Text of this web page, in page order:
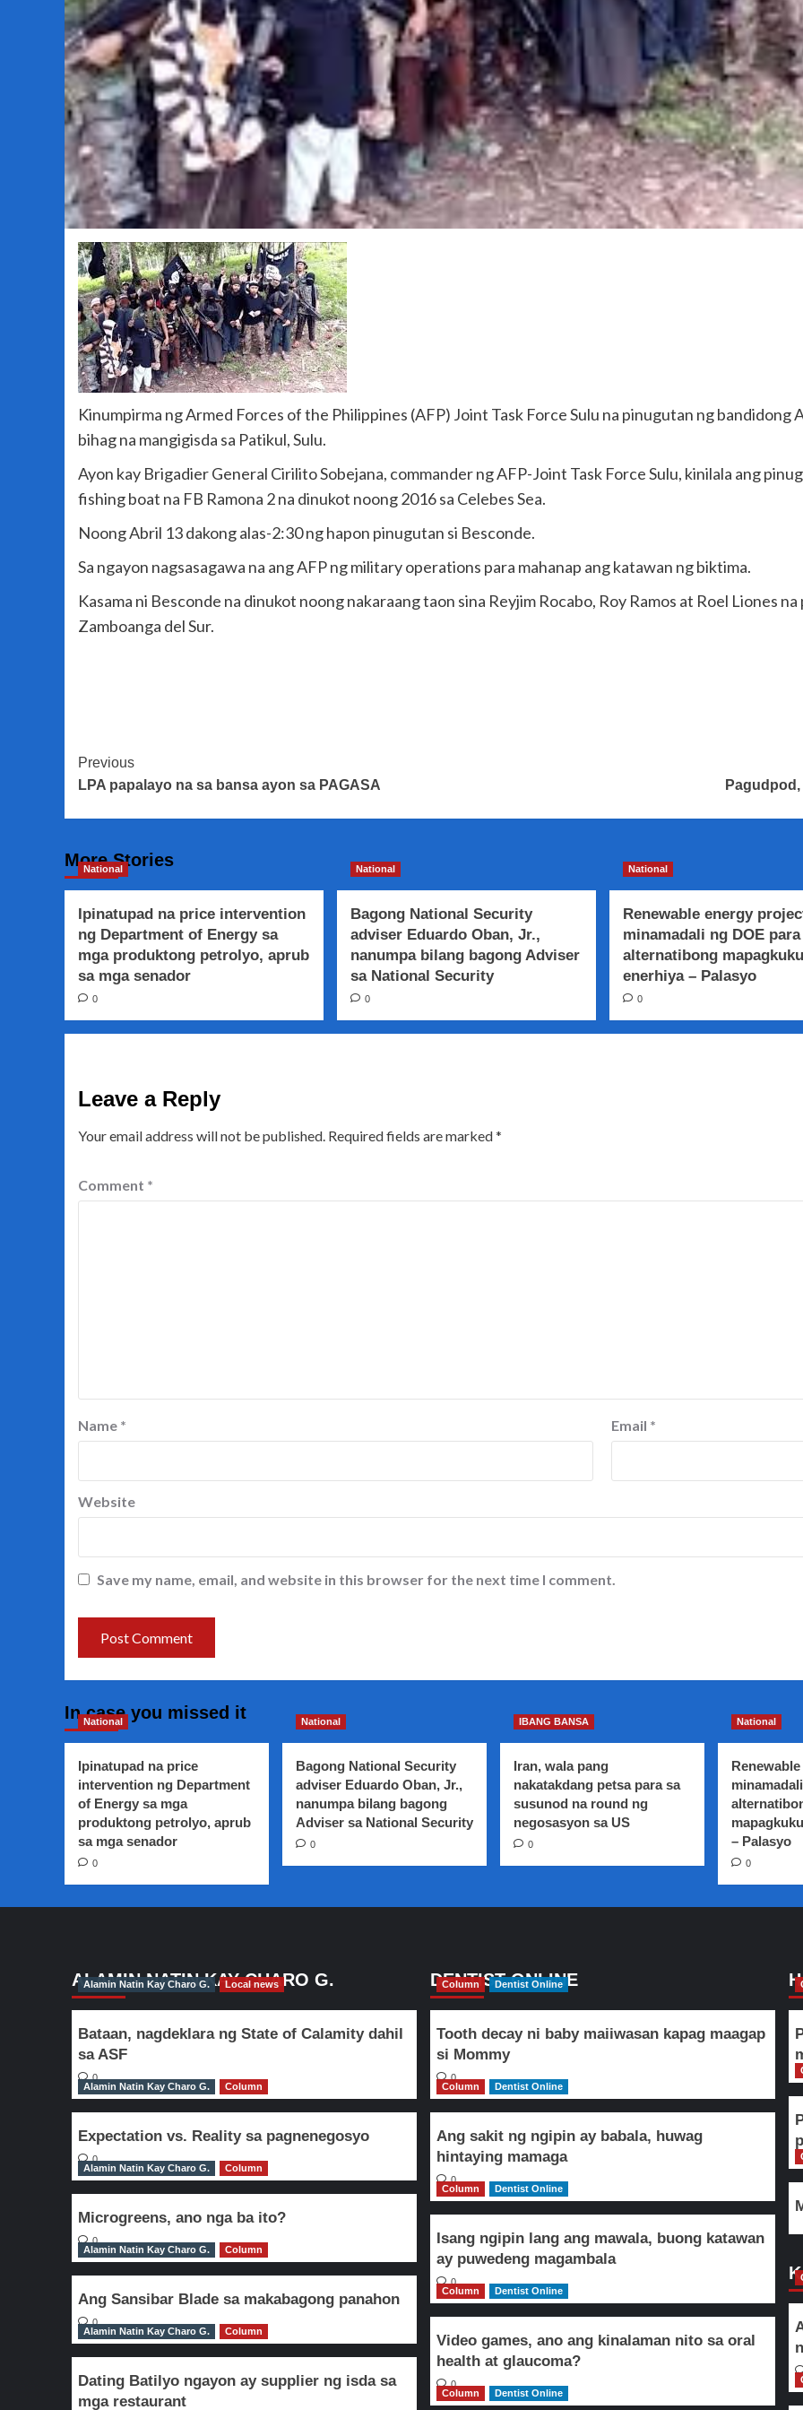
Kinumpirma ng Armed Forces of the Philippines (AFP) Joint Task Force Sulu na pinugutan ng bandidong
bihag na mangigisda sa Patikul, Sulu.
Ayon kay Brigadier General Cirilito Sobejana, commander ng AFP-Joint Task Force Sulu, kinilala ang
fishing boat na FB Ramona 2 na dinukot noong 2016 sa Celebes Sea.
Noong Abril 13 dakong alas-2:30 ng hapon pinugutan si Besconde.
Sa ngayon nagsasagawa na ang AFP ng military operations para mahanap ang katawan ng biktima.
Kasama ni Besconde na dinukot noong nakaraang taon sina Reyjim Rocabo, Roy Ramos at Roel Liones
Zamboanga del Sur.
Post
Navigation
Previous
LPA papalayo na sa bansa ayon sa PAGASA
More Stories
National
Ipinatupad na price intervention
ng Department of Energy sa
mga produktong petrolyo, aprub
sa mga senador
0
National
Bagong National Security
adviser Eduardo Oban, Jr.,
nanumpa bilang bagong Adviser
sa National Security
0
National
Renewable energy
minamadali ng DOE para
alternatibong
enerhiya – Palasyo
0
Leave a Reply
Your email address will not be published. Required fields are marked*
Comment *
Name * Email *
Website
Save my name, email, and website in this browser for the next time I comment.
In case you missed it
National
Ipinatupad na price
intervention ng Department
of Energy sa mga
produktong petrolyo, aprub
sa mga senador
0
National
Bagong National Security
adviser Eduardo Oban, Jr.,
nanumpa bilang bagong
Adviser sa National Security
0
IBANG BANSA
Iran, wala pang
nakatakdang petsa para sa
susunod na round ng
negosasyon sa US
0
National
– Palasyo
0
ALAMIN NATIN KAY CHARO G.
Alamin Natin Kay Charo G. Local news
Bataan, nagdeklara ng State of Calamity dahil
sa ASF
0
Alamin Natin Kay Charo G.
Column
Expectation vs. Reality sa pagnenegosyo
0
Alamin Natin Kay Charo G.
Column
Microgreens, ano nga ba ito?
0
Alamin Natin Kay Charo G.
Column
Ang Sansibar Blade sa makabagong panahon
0
Alamin Natin Kay Charo G.
Column
Dating Batilyo ngayon ay supplier ng isda sa
mga restaurant
DENTIST ONLINE
Column Dentist Online
Tooth decay ni baby maiiwasan kapag maagap
si Mommy
0
Column
Dentist Online
Ang sakit ng ngipin ay babala, huwag
hintaying mamaga
0
Column
Dentist Online
Isang ngipin lang ang mawala, buong katawan
ay puwedeng magambala
0
Column
Dentist Online
Video games, ano ang kinalaman nito sa oral
health at glaucoma?
0
Column
Dentist Online